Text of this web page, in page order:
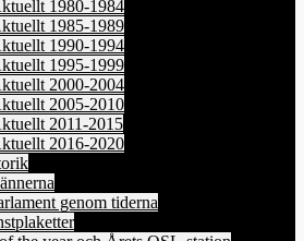
1980-1984
1985-1989
1990-1994
1995-1999
2000-2004
2005-2010
2011-2015
2016-2020
genom tiderna